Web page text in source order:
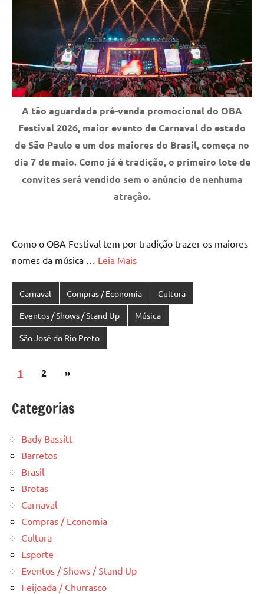
A tão aguardada pré-venda promocional do OBA
Festival 2026, maior evento de Carnaval do estado
de São Paulo e um dos maiores do Brasil, começa no
dia 7 de maio. Como já é tradição, o primeiro lote de
convites será vendido sem o anúncio de nenhuma
atração.
Como o OBA Festival tem por tradição trazer os maiores
nomes da música … Leia Mais
Carnaval Compras / Economia Cultura
Eventos / Shows / Stand Up Música
São José do Rio Preto
Paginação
posts
1 2
Post
»
Categorias
Bady Bassitt
Barretos
Brasil
Brotas
Carnaval
Compras / Economia
Cultura
Esporte
Eventos / Shows / Stand Up
Feijoada / Churrasco